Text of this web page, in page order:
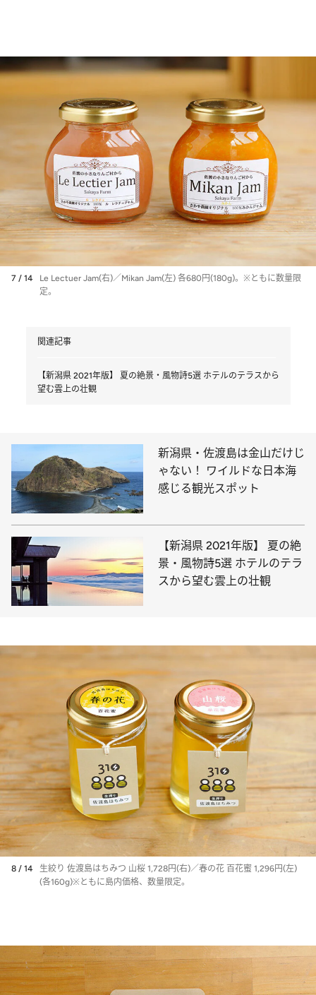
7 / 14
Le Lectuer Jam(右)／Mikan Jam(左) 各680円(180g)。※ともに数量限
定。
関連記事
【新潟県 2021年版】 夏の絶景・風物詩5選 ホテルのテラスから
望む雲上の壮観
新潟県・佐渡島は金山だけじ
ゃない！ ワイルドな日本海
感じる観光スポット
【新潟県 2021年版】 夏の絶
景・風物詩5選 ホテルのテラ
スから望む雲上の壮観
8 / 14
生絞り 佐渡島はちみつ 山桜 1,728円(右)／春の花 百花蜜 1,296円(左)
(各160g)※ともに島内価格、数量限定。